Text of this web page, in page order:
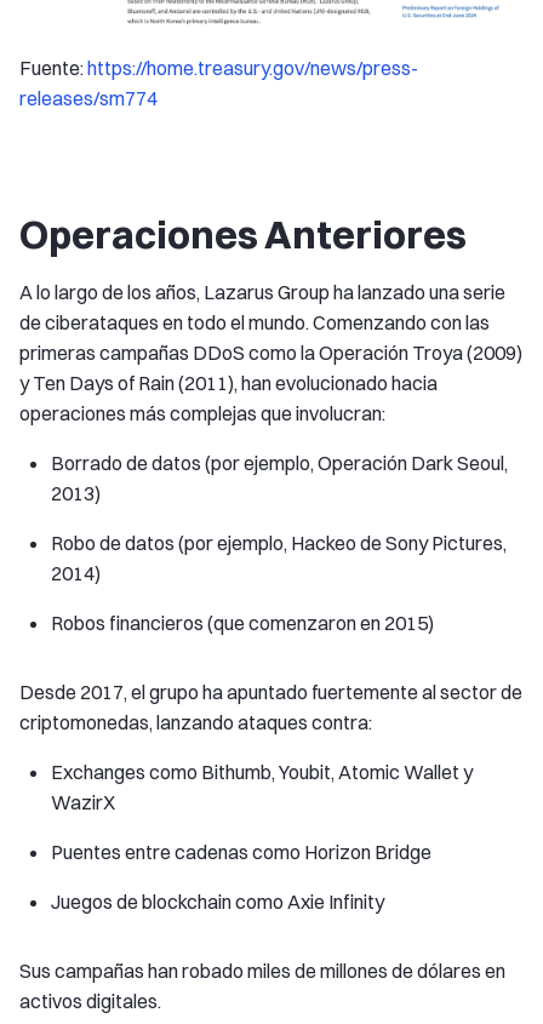
Fuente:https://home.treasury.gov/news/press-
releases/sm774
Operaciones Anteriores
A lo largo de los años, Lazarus Group ha lanzado una serie
de ciberataques en todo el mundo. Comenzando con las
primeras campañas DDoS como la Operación Troya (2009)
y Ten Days of Rain (2011), han evolucionado hacia
operaciones más complejas que involucran:
Borrado de datos (por ejemplo, Operación Dark Seoul,
2013)
Robo de datos (por ejemplo, Hackeo de Sony Pictures,
2014)
Robos financieros (que comenzaron en 2015)
Desde 2017, el grupo ha apuntado fuertemente al sector de
criptomonedas, lanzando ataques contra:
Exchanges como Bithumb, Youbit, Atomic Wallet y
WazirX
Puentes entre cadenas como Horizon Bridge
Juegos de blockchain como Axie Infinity
Sus campañas han robado miles de millones de dólares en
activos digitales.